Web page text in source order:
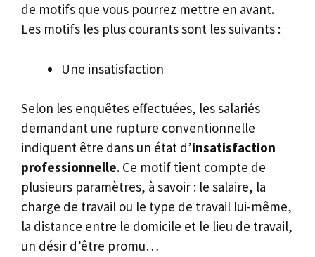
de motifs que vous pourrez mettre en avant.
Les motifs les plus courants sont les suivants :
Une insatisfaction
Selon les enquêtes effectuées, les salariés
demandant une rupture conventionnelle
indiquent être dans un état d’insatisfaction
professionnelle. Ce motif tient compte de
plusieurs paramètres, à savoir : le salaire, la
charge de travail ou le type de travail lui-même,
la distance entre le domicile et le lieu de travail,
un désir d’être promu…